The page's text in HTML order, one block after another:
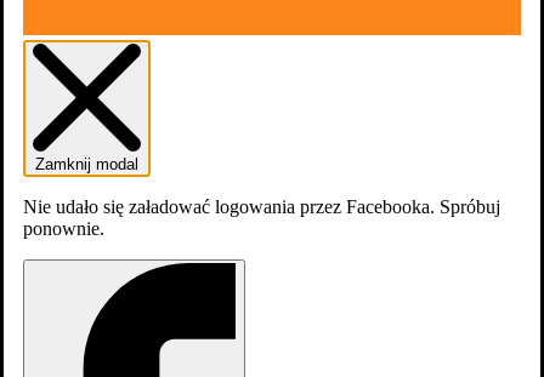
Zaloguj sięZałóź konto
Zamknij modal
Nie udało się załadować logowania przez Facebooka. Spróbuj
ponownie.